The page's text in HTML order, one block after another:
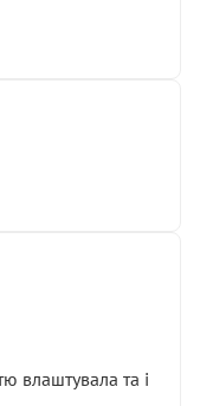
влаштувала та і